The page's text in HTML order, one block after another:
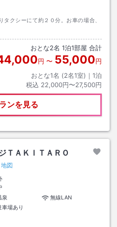
タクシーにて約２０分。お車の場合、
おとな2名 1泊1部屋 合計
円 〜 55,000円
おとな1名 (2名1室)｜ 1泊
税込 22,000円〜27,500円
ンを見る
ＴＡＫＩＴＡＲＯ
地図
泉
無線LAN
車場あり